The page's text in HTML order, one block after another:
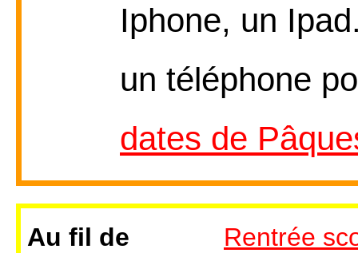
Iphone, un
un téléphone
dates de
Au fil de
Rentrée